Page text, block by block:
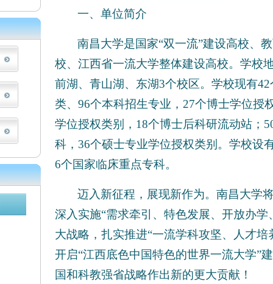
一、单位简介
南昌大学是国家“双一流”建设高校、
校、江西省一流大学整体建设高校。学校
前湖、青山湖、东湖3个校区。学校现有
类、96个本科招生专业，27个博士学位授
学位授权类别，18个博士后科研流动站；
科，36个硕士专业学位授权类别。学校设
6个国家临床重点专科。
迈入新征程，展现新作为。南昌大学
深入实施“需求牵引、特色发展、开放办
大战略，扎实推进“一流学科攻坚、人才
开启“江西底色中国特色的世界一流大学”
国和科教强省战略作出新的更大贡献！